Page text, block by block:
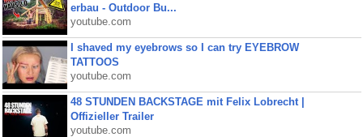
erbau - Outdoor Bu...
youtube.com
I shaved my eyebrows so I can try EYEBROW
TATTOOS
youtube.com
48 STUNDEN BACKSTAGE mit Felix Lobrecht |
Offizieller Trailer
youtube.com